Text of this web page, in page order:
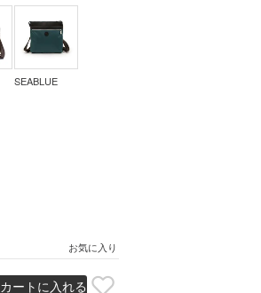
SEABLUE
お気に入り
カートに入れる